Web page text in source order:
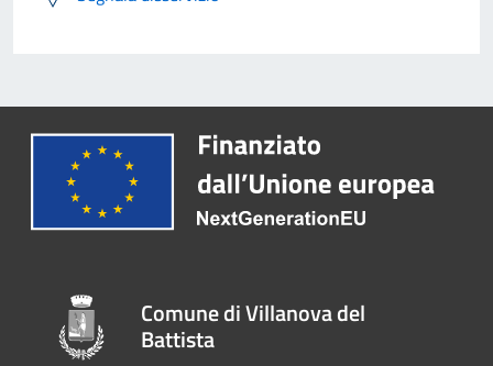
Comune di Villanova del
Battista